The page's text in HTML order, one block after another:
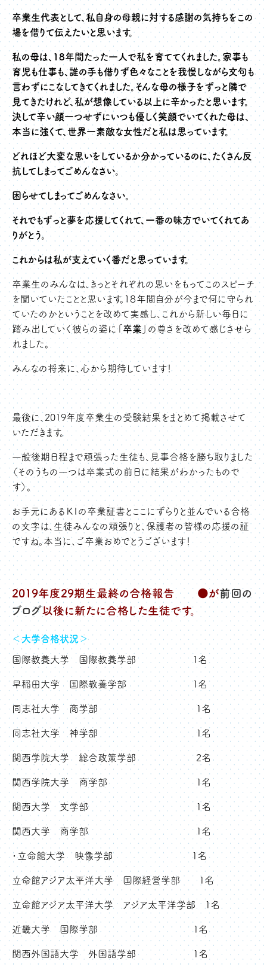
卒業生代表として、私自身の母親に対する感謝の気持ちをこの
場を借りて伝えたいと思います。
私の母は、18年間たった一人で私を育ててくれました。家事も
育児も仕事も、誰の手も借りず色々なことを我慢しながら文句も
言わずにこなしてきてくれました。そんな母の様子をずっと隣で
見てきたけれど、私が想像している以上に辛かったと思います。
決して辛い顔一つせずにいつも優しく笑顔でいてくれた母は、
本当に強くて、世界一素敵な女性だと私は思っています。
どれほど大変な思いをしているか分かっているのに、たくさん反
抗してしまってごめんなさい。
困らせてしまってごめんなさい。
それでもずっと夢を応援してくれて、一番の味方でいてくれてあ
りがとう。
これからは私が支えていく番だと思っています。
卒業生のみんなは、きっとそれぞれの思いをもってこのスピーチ
を聞いていたことと思います。１８年間自分が今まで何に守られ
ていたのかということを改めて実感し、これから新しい毎日に
踏み出していく彼らの姿に「 卒業」の尊さを改めて感じさせら
れました。
みんなの将来に、心から期待しています！
最後に、2019年度卒業生の受験結果をまとめて掲載させて
いただきます。
一般後期日程まで頑張った生徒も、見事合格を勝ち取りました
（そのうちの一つは卒業式の前日に結果がわかったもので
す）。
お手元にあるＫＩの卒業証書とここにずらりと並んでいる合格
の文字は、生徒みんなの頑張りと、保護者の皆様の応援の証
ですね。本当に、ご卒業おめでとうございます！
2019年度29期生最終の合格報告 ●が前回の
ブログ以後に新たに合格した生徒です。
＜大学合格状況＞
国際教養大学 国際教養学部 １名
早稲田大学 国際教養学部 １名
同志社大学 商学部 1名
同志社大学 神学部 1名
関西学院大学 総合政策学部 2名
関西学院大学 商学部 1名
関西大学 文学部 1名
関西大学 商学部 1名
・立命館大学 映像学部 1名
立命館アジア太平洋大学 国際経営学部 1名
立命館アジア太平洋大学 アジア太平洋学部 1名
近畿大学 国際学部 1名
関西外国語大学 外国語学部 1名